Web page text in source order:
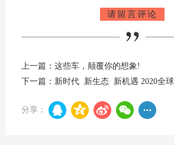
请留言评论
上一篇：这些车，颠覆你的想象!
分享：